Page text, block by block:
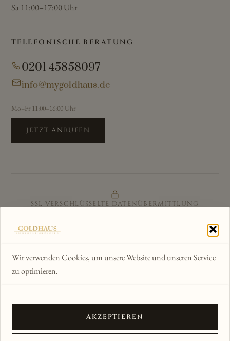
Wir verwenden Cookies, um unsere Website und unseren Service
zu optimieren.
AKZEPTIEREN
Sa 11:00–17:00 Uhr
TELEFONISCHE BERATUNG
0201 45858097
info@mygoldhaus.de
Mo–Fr 11:00–16:00 Uhr
JETZT ANRUFEN
SSL-VERSCHLÜSSELTE DATENÜBERMITTLUNG